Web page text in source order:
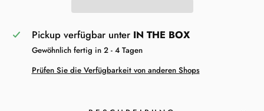
Pickup verfügbar unter IN THE BOX
Gewöhnlich fertig in 2 - 4 Tagen
Prüfen Sie die Verfügbarkeit von anderen Shops